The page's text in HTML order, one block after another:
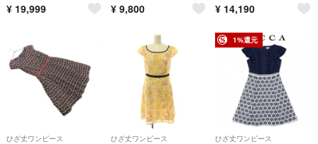
¥ 19,999 ¥ 9,800 ¥ 14,190
ひざ丈ワンピース ひざ丈ワンピース
1%還元
ひざ丈ワンピース